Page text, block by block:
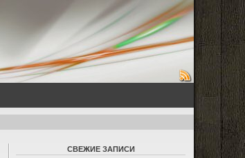
СВЕЖИЕ ЗАПИСИ